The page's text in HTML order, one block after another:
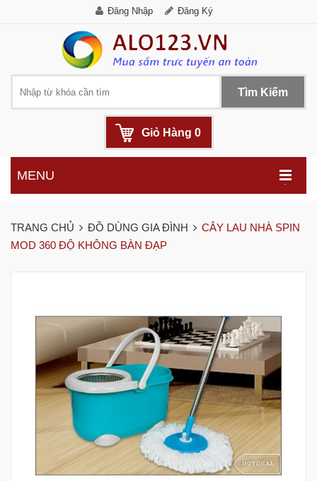
Đăng Nhập Đăng Ký
Tìm Kiếm
Giỏ Hàng 0
.
MENU
TRANG CHỦ ĐỒ DÙNG GIA ĐÌNH
CÂY LAU NHÀ SPIN
MOD 360 ĐỘ KHÔNG BÀN ĐẠP